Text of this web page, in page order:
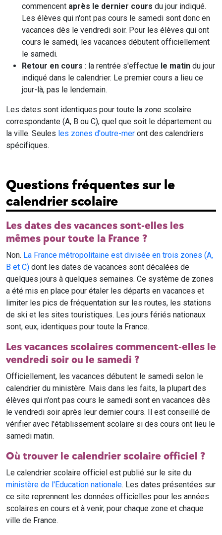
commencent après le dernier cours du jour indiqué.
Les élèves qui n'ont pas cours le samedi sont donc en
vacances dès le vendredi soir. Pour les élèves qui ont
cours le samedi, les vacances débutent officiellement
le samedi.
Retour en cours : la rentrée s'effectue le matin du jour
indiqué dans le calendrier. Le premier cours a lieu ce
jour-là, pas le lendemain.
Les dates sont identiques pour toute la zone scolaire
correspondante (A, B ou C), quel que soit le département ou
la ville. Seules les zones d'outre-mer ont des calendriers
spécifiques.
Questions fréquentes sur le
calendrier scolaire
Les dates des vacances sont-elles les
mêmes pour toute la France ?
Non. La France métropolitaine est divisée en trois zones (A,
B et C) dont les dates de vacances sont décalées de
quelques jours à quelques semaines. Ce système de zones
a été mis en place pour étaler les départs en vacances et
limiter les pics de fréquentation sur les routes, les stations
de ski et les sites touristiques. Les jours fériés nationaux
sont, eux, identiques pour toute la France.
Les vacances scolaires commencent-elles le
vendredi soir ou le samedi ?
Officiellement, les vacances débutent le samedi selon le
calendrier du ministère. Mais dans les faits, la plupart des
élèves qui n'ont pas cours le samedi sont en vacances dès
le vendredi soir après leur dernier cours. Il est conseillé de
vérifier avec l'établissement scolaire si des cours ont lieu le
samedi matin.
Où trouver le calendrier scolaire officiel ?
Le calendrier scolaire officiel est publié sur le site du
ministère de l'Education nationale. Les dates présentées sur
ce site reprennent les données officielles pour les années
scolaires en cours et à venir, pour chaque zone et chaque
ville de France.